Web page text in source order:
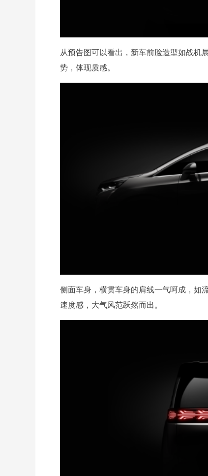
从预告图可以看出，新车前脸造型如战机
势，体现质感。
侧面车身，横贯车身的肩线一气呵成，如
速度感，大气风范跃然而出。